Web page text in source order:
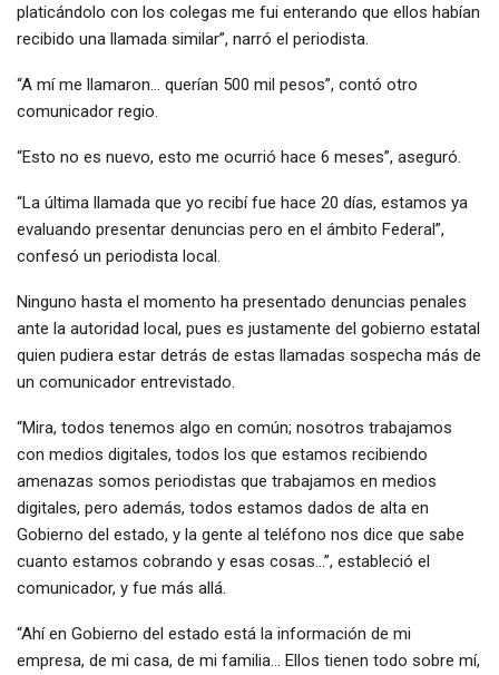
platicándolo con los colegas me fui enterando que ellos habían
recibido una llamada similar”, narró el periodista.
“A mí me llamaron… querían 500 mil pesos”, contó otro
comunicador regio.
“Esto no es nuevo, esto me ocurrió hace 6 meses”, aseguró.
“La última llamada que yo recibí fue hace 20 días, estamos ya
evaluando presentar denuncias pero en el ámbito Federal”,
confesó un periodista local.
Ninguno hasta el momento ha presentado denuncias penales
ante la autoridad local, pues es justamente del gobierno estatal
quien pudiera estar detrás de estas llamadas sospecha más de
un comunicador entrevistado.
“Mira, todos tenemos algo en común; nosotros trabajamos
con medios digitales, todos los que estamos recibiendo
amenazas somos periodistas que trabajamos en medios
digitales, pero además, todos estamos dados de alta en
Gobierno del estado, y la gente al teléfono nos dice que sabe
cuanto estamos cobrando y esas cosas…”, estableció el
comunicador, y fue más allá.
“Ahí en Gobierno del estado está la información de mi
empresa, de mi casa, de mi familia… Ellos tienen todo sobre mí,